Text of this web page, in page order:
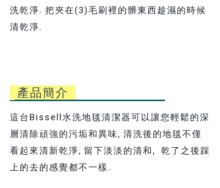
洗乾淨. 把夾在(3)毛刷裡的髒東西趁濕的時候
清乾淨.
產品簡介
這台Bissell水洗地毯清潔器可以讓您輕鬆的深
層清除頑強的污垢和異味, 清洗後的地毯不僅
看起來清新乾淨, 留下淡淡的清和, 乾了之後踩
上的去的感覺都不一樣.